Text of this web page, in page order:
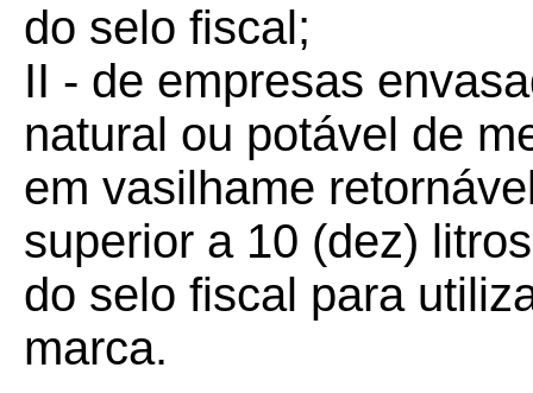
do selo fiscal;
II - de empresas
natural ou potável de
em vasilhame
superior a 10 (dez)
do selo fiscal para
marca.